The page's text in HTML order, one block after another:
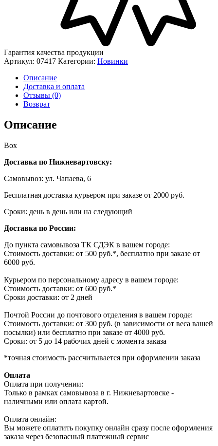
Гарантия качества продукции
Артикул: 07417 Категории: Новинки
Описание
Доставка и оплата
Отзывы (0)
Возврат
Описание
Box
Доставка по Нижневартовску:
Самовывоз: ул. Чапаева, 6
Бесплатная доставка курьером при заказе от 2000 руб.
Сроки: день в день или на следующий
Доставка по России:
До пункта самовывоза ТК СДЭК в вашем городе:
Стоимость доставки: от 500 руб.*, бесплатно при заказе от
6000 руб.
Курьером по персональному адресу в вашем городе:
Стоимость доставки: от 600 руб.*
Сроки доставки: от 2 дней
Почтой России до почтового отделения в вашем городе:
Стоимость доставки: от 300 руб. (в зависимости от веса вашей
посылки) или бесплатно при заказе от 4000 руб.
Сроки: от 5 до 14 рабочих дней с момента заказа
*точная стоимость рассчитывается при оформлении заказа
Оплата
Оплата при получении:
Только в рамках самовывоза в г. Нижневартовске -
наличными или оплата картой.
Оплата онлайн:
Вы можете оплатить покупку онлайн сразу после оформления
заказа через безопасный платежный сервис